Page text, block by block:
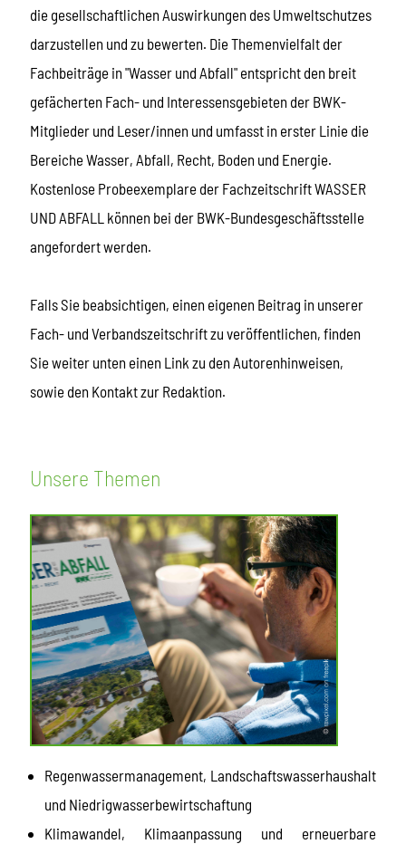
die gesellschaftlichen Auswirkungen des Umweltschutzes
darzustellen und zu bewerten. Die Themenvielfalt der
Fachbeiträge in "Wasser und Abfall" entspricht den breit
gefächerten Fach- und Interessensgebieten der BWK-
Mitglieder und Leser/innen und umfasst in erster Linie die
Bereiche Wasser, Abfall, Recht, Boden und Energie.
Kostenlose Probeexemplare der Fachzeitschrift WASSER
UND ABFALL können bei der BWK-Bundesgeschäftsstelle
angefordert werden.
Falls Sie beabsichtigen, einen eigenen Beitrag in unserer
Fach- und Verbandszeitschrift zu veröffentlichen, finden
Sie weiter unten einen Link zu den Autorenhinweisen,
sowie den Kontakt zur Redaktion.
Unsere Themen
Regenwassermanagement, Landschaftswasserhaushalt
und Niedrigwasserbewirtschaftung
Klimawandel, Klimaanpassung und erneuerbare